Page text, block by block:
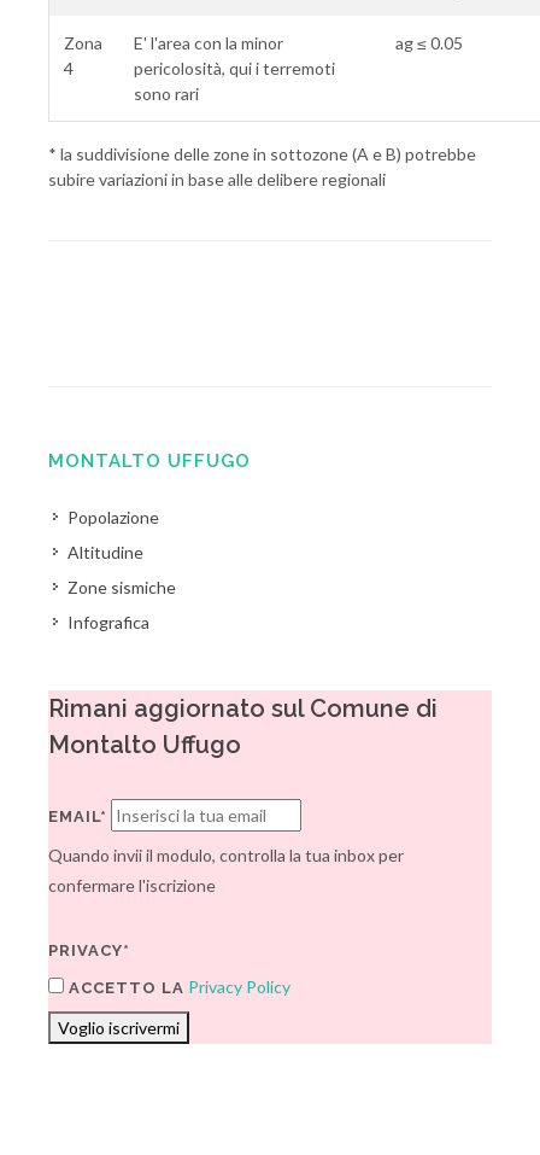
Zona
4
E' l'area con la minor
pericolosità, qui i terremoti
sono rari
ag ≤ 0.05
* la suddivisione delle zone in sottozone (A e B) potrebbe
subire variazioni in base alle delibere regionali
MONTALTO UFFUGO
Popolazione
Altitudine
Zone sismiche
Infografica
Rimani aggiornato sul Comune di
Montalto Uffugo
EMAIL*
Quando invii il modulo, controlla la tua inbox per
confermare l'iscrizione
PRIVACY*
ACCETTO LA Privacy Policy
Voglio iscrivermi